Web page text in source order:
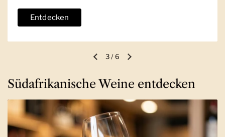
Entdecken
Vorherige FolieNächste Folie
3/6
Südafrikanische Weine entdecken